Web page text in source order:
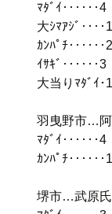
ﾏﾀﾞｲ‥‥‥4
大ｼﾏｱｼﾞ‥‥1
ｶﾝﾊﾟﾁ‥‥‥2
ｲｻｷﾞ‥‥‥3
大当りﾏﾀﾞｲ･1
羽曳野市…阿
ﾏﾀﾞｲ‥‥‥4
ｶﾝﾊﾟﾁ‥‥‥1
堺市…武原氏